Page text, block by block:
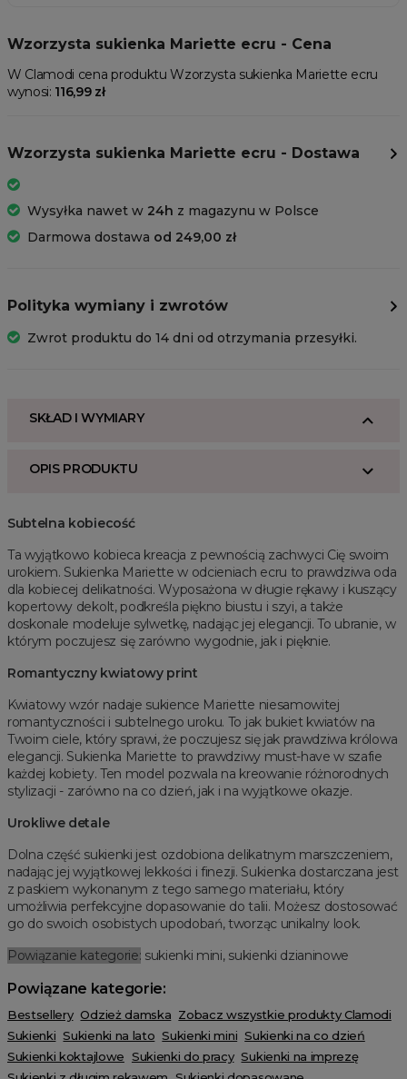
Wzorzysta sukienka Mariette ecru - Cena
W Clamodi cena produktu Wzorzysta sukienka Mariette ecru
wynosi: 116,99 zł
Wzorzysta sukienka Mariette ecru - Dostawa
Wysyłka nawet w 24h z magazynu w Polsce
Darmowa dostawa od 249,00 zł
Polityka wymiany i zwrotów
Zwrot produktu do 14 dni od otrzymania przesyłki.
SKŁAD I WYMIARY
OPIS PRODUKTU
Subtelna kobiecość
Ta wyjątkowo kobieca kreacja z pewnością zachwyci Cię swoim
urokiem. Sukienka Mariette w odcieniach ecru to prawdziwa oda
dla kobiecej delikatności. Wyposażona w długie rękawy i kuszący
kopertowy dekolt, podkreśla piękno biustu i szyi, a także
doskonale modeluje sylwetkę, nadając jej elegancji. To ubranie, w
którym poczujesz się zarówno wygodnie, jak i pięknie.
Romantyczny kwiatowy print
Kwiatowy wzór nadaje sukience Mariette niesamowitej
romantyczności i subtelnego uroku. To jak bukiet kwiatów na
Twoim ciele, który sprawi, że poczujesz się jak prawdziwa królowa
elegancji. Sukienka Mariette to prawdziwy must-have w szafie
każdej kobiety. Ten model pozwala na kreowanie różnorodnych
stylizacji - zarówno na co dzień, jak i na wyjątkowe okazje.
Urokliwe detale
Dolna część sukienki jest ozdobiona delikatnym marszczeniem,
nadając jej wyjątkowej lekkości i finezji. Sukienka dostarczana jest
z paskiem wykonanym z tego samego materiału, który
umożliwia perfekcyjne dopasowanie do talii. Możesz dostosować
go do swoich osobistych upodobań, tworząc unikalny look.
Powiązanie kategorie: sukienki mini, sukienki dzianinowe
Powiązane kategorie:
Bestsellery Odzież damska Zobacz wszystkie produkty Clamodi
Sukienki Sukienki na lato Sukienki mini Sukienki na co dzień
Sukienki koktajlowe Sukienki do pracy Sukienki na imprezę